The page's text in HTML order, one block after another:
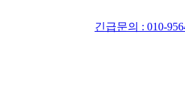
긴급문의 : 010-